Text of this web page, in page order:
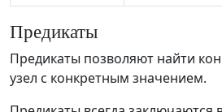
Предикаты
Предикаты позволяют найти
узел с конкретным значением.